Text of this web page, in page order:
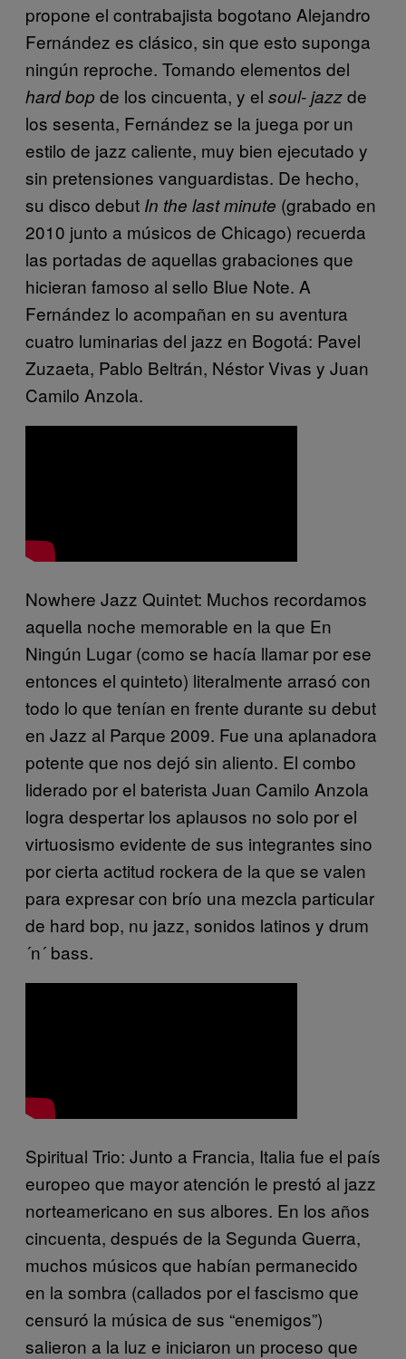
propone el contrabajista bogotano Alejandro
Fernández es clásico, sin que esto suponga
ningún reproche. Tomando elementos del
hard bop de los cincuenta, y el soul- jazzde
los sesenta, Fernández se la juega por un
estilo de jazz caliente, muy bien ejecutado y
sin pretensiones vanguardistas. De hecho,
su disco debut In the last minute (grabado en
2010 junto a músicos de Chicago) recuerda
las portadas de aquellas grabaciones que
hicieran famoso al sello Blue Note. A
Fernández lo acompañan en su aventura
cuatro luminarias del jazz en Bogotá: Pavel
Zuzaeta, Pablo Beltrán, Néstor Vivas y Juan
Camilo Anzola.
Nowhere Jazz Quintet: Muchos recordamos
aquella noche memorable en la que En
Ningún Lugar (como se hacía llamar por ese
entonces el quinteto) literalmente arrasó con
todo lo que tenían en frente durante su debut
en Jazz al Parque 2009. Fue una aplanadora
potente que nos dejó sin aliento. El combo
liderado por el baterista Juan Camilo Anzola
logra despertar los aplausos no solo por el
virtuosismo evidente de sus integrantes sino
por cierta actitud rockera de la que se valen
para expresar con brío una mezcla particular
de hard bop, nu jazz, sonidos latinos y drum
´n´ bass.
Spiritual Trio: Junto a Francia, Italia fue el país
europeo que mayor atención le prestó al jazz
norteamericano en sus albores. En los años
cincuenta, después de la Segunda Guerra,
muchos músicos que habían permanecido
en la sombra (callados por el fascismo que
censuró la música de sus “enemigos”)
salieron a la luz e iniciaron un proceso que